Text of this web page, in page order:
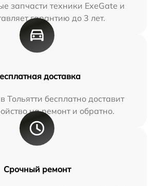
запчасти техники ExeGate и
гарантию до 3 лет.
доставка
Тольятти бесплатно доставит
на ремонт и обратно.
Срочный ремонт